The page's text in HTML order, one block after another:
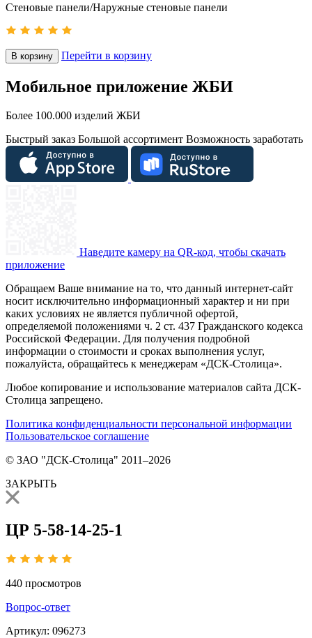
Стеновые панели/Наружные стеновые панели
В корзину Перейти в корзину
Мобильное приложение ЖБИ
Более 100.000 изделий ЖБИ
Быстрый заказ Большой ассортимент Возможность заработать
Наведите камеру на QR-код, чтобы скачать
приложение
Обращаем Ваше внимание на то, что данный интернет-сайт
носит исключительно информационный характер и ни при
каких условиях не является публичной офертой,
определяемой положениями ч. 2 ст. 437 Гражданского кодекса
Российской Федерации. Для получения подробной
информации о стоимости и сроках выполнения услуг,
пожалуйста, обращайтесь к менеджерам «ДСК-Столица».
Любое копирование и использование материалов сайта ДСК-
Столица запрещено.
Политика конфиденциальности персональной информации
Пользовательское соглашение
© ЗАО "ДСК-Столица" 2011–2026
ЗАКРЫТЬ
ЦР 5-58-14-25-1
440 просмотров
Вопрос-ответ
Артикул: 096273